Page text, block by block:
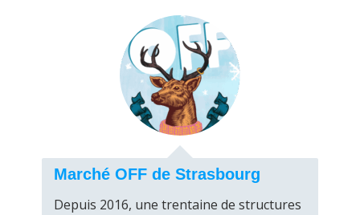
Marché OFF de Strasbourg
Depuis 2016, une trentaine de structures